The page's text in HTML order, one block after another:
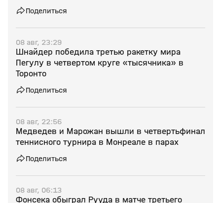
Поделиться
08 авг, 23:29
Шнайдер победила третью ракетку мира
Пегулу в четвертом круге «тысячника» в
Торонто
Поделиться
08 авг, 22:56
Медведев и Марожан вышли в четвертьфинал
теннисного турнира в Монреале в парах
Поделиться
08 авг, 06:13
Фонсека обыграл Рууда в матче третьего